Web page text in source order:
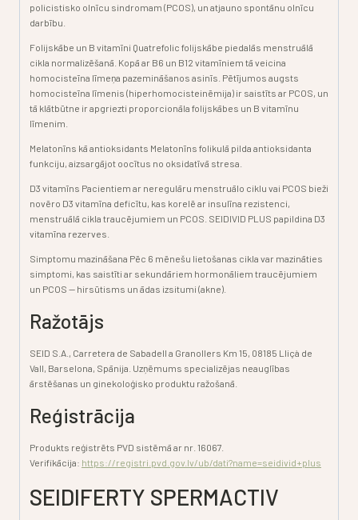
policistisko olnīcu sindromam (PCOS), un atjauno spontānu olnīcu
darbību.
Folijskābe un B vitamīni Quatrefolic folijskābe piedalās menstruālā
cikla normalizēšanā. Kopā ar B6 un B12 vitamīniem tā veicina
homocisteīna līmeņa pazemināšanos asinīs. Pētījumos augsts
homocisteīna līmenis (hiperhomocisteinēmija) ir saistīts ar PCOS, un
tā klātbūtne ir apgriezti proporcionāla folijskābes un B vitamīnu
līmenim.
Melatonīns kā antioksidants Melatonīns folikulā pilda antioksidanta
funkciju, aizsargājot oocītus no oksidatīvā stresa.
D3 vitamīns Pacientiem ar neregulāru menstruālo ciklu vai PCOS bieži
novēro D3 vitamīna deficītu, kas korelē ar insulīna rezistenci,
menstruālā cikla traucējumiem un PCOS. SEIDIVID PLUS papildina D3
vitamīna rezerves.
Simptomu mazināšana Pēc 6 mēnešu lietošanas cikla var mazināties
simptomi, kas saistīti ar sekundāriem hormonāliem traucējumiem
un PCOS — hirsūtisms un ādas izsitumi (akne).
Ražotājs
SEID S.A., Carretera de Sabadell a Granollers Km 15, 08185 Lliçà de
Vall, Barselona, Spānija. Uzņēmums specializējas neauglības
ārstēšanas un ginekoloģisko produktu ražošanā.
Reģistrācija
Produkts reģistrēts PVD sistēmā ar nr. 16067.
Verifikācija: https://registri.pvd.gov.lv/ub/dati?name=seidivid+plus
SEIDIFERTY SPERMACTIV